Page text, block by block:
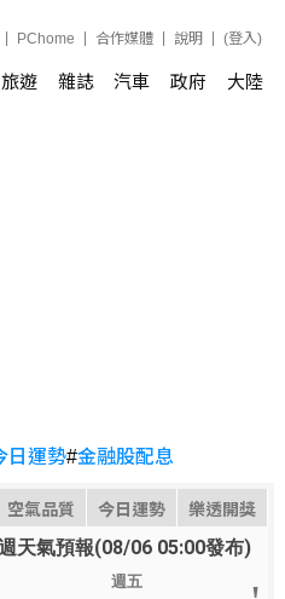
PChome 合作媒體 說明 (登入)
旅遊 雜誌 汽車 政府 大陸
日運勢#金融股配息
空氣品質 今日運勢 樂透開獎
天氣預報(08/06 05:00發布)
週五